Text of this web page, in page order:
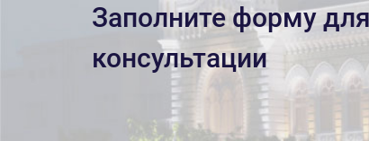
Заполните форму
консультации